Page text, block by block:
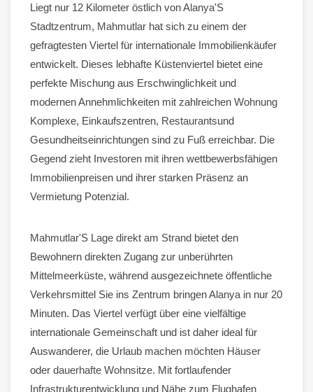
Liegt nur 12 Kilometer östlich vonAlanya'S
Stadtzentrum, Mahmutlar hat sich zu einem der
gefragtesten Viertel für internationale Immobilienkäufer
entwickelt. Dieses lebhafte Küstenviertel bietet eine
perfekte Mischung aus Erschwinglichkeit und
modernen Annehmlichkeiten mit zahlreichen Wohnung
Komplexe, Einkaufszentren, Restaurantsund
Gesundheitseinrichtungen sind zu Fuß erreichbar. Die
Gegend zieht Investoren mit ihren wettbewerbsfähigen
Immobilienpreisen und ihrer starken Präsenz an
Vermietung Potenzial.
Mahmutlar'S Lage direkt am Strand bietet den
Bewohnern direkten Zugang zur unberührten
Mittelmeerküste, während ausgezeichnete öffentliche
Verkehrsmittel Sie ins Zentrum bringenAlanya in nur 20
Minuten. Das Viertel verfügt über eine vielfältige
internationale Gemeinschaft und ist daher ideal für
Auswanderer, die Urlaub machen möchten Häuser
oder dauerhafte Wohnsitze. Mit fortlaufender
Infrastrukturentwicklung und Nähe zum Flughafen